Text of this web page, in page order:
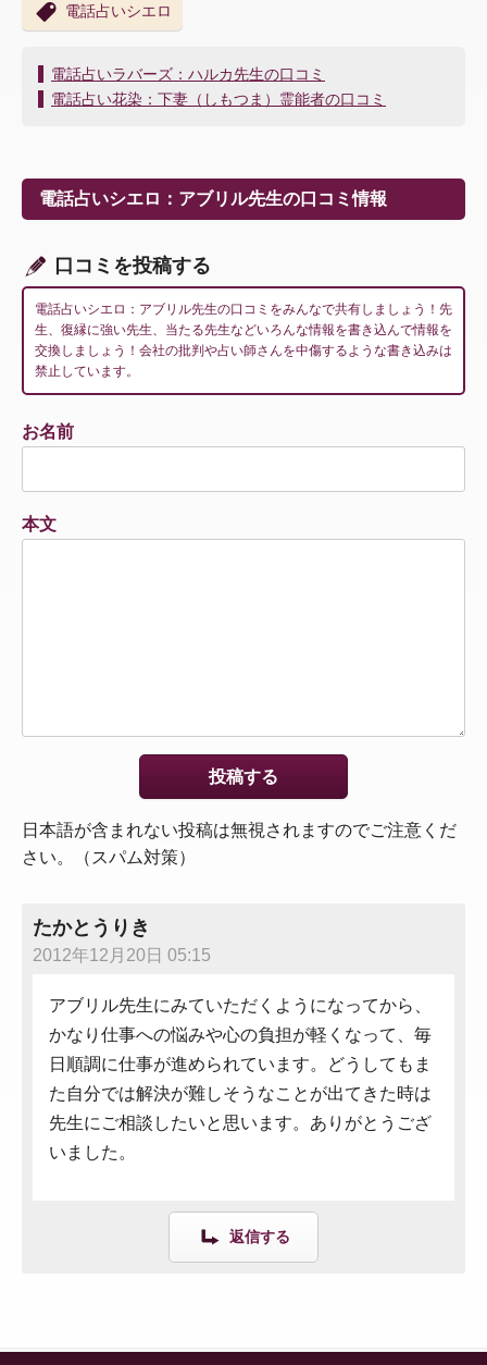
電話占いシエロ
投
稿
ー
シ
ン
電話占いラバーズ：ハルカ先生の口コミ
電話占い花染：下妻（しもつま）霊能者の口コミ
電話占いシエロ：アブリル先生の口コミ情報
口コミを投稿する
電話占いシエロ：アブリル先生の口コミをみんなで共有しましょう！先
生、復縁に強い先生、当たる先生などいろんな情報を書き込んで情報を
交換しましょう！会社の批判や占い師さんを中傷するような書き込みは
禁止しています。
お名前
本文
日本語が含まれない投稿は無視されますのでご注意くだ
さい。（スパム対策）
たかとうりき
2012年12月20日 05:15
アブリル先生にみていただくようになってから、
かなり仕事への悩みや心の負担が軽くなって、毎
日順調に仕事が進められています。どうしてもま
た自分では解決が難しそうなことが出てきた時は
先生にご相談したいと思います。ありがとうござ
いました。
返信する